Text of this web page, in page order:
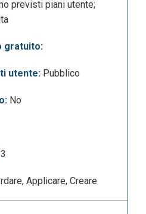
previsti piani utente;
gratuito:
utente: Pubblico
No
3
Applicare, Creare